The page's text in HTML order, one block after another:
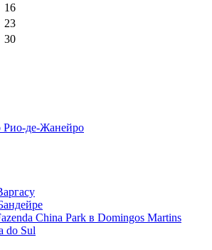
16
23
30
Рио-де-Жанейро
China Park в Domingos Martins
do Sul